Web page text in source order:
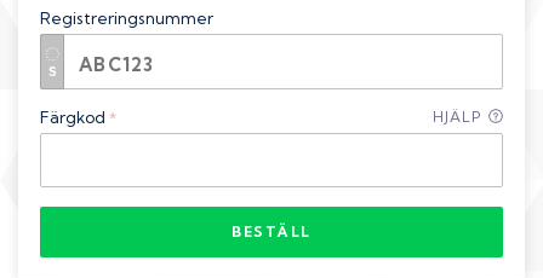
Registreringsnummer
Färgkod * HJÄLP
BESTÄLL